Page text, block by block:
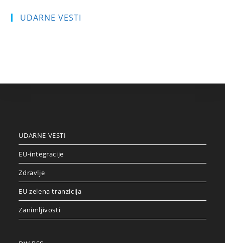
UDARNE VESTI
UDARNE VESTI
EU-integracije
Zdravlje
EU zelena tranzicija
Zanimljivosti